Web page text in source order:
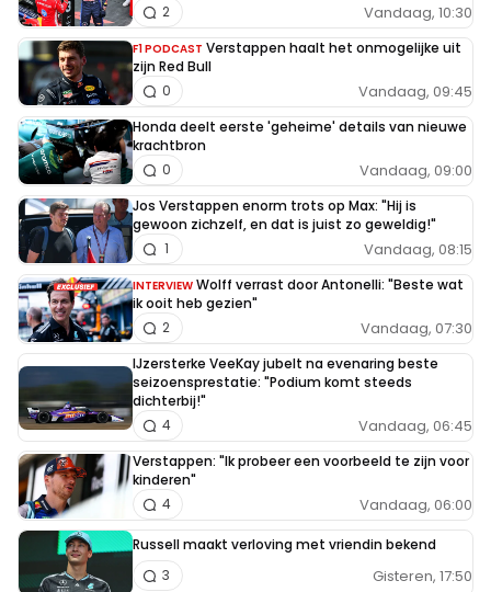
Vandaag, 10:30
2
F1 PODCAST Verstappen haalt het onmogelijke uit
zijn Red Bull
Vandaag, 09:45
0
Honda deelt eerste 'geheime' details van nieuwe
krachtbron
Vandaag, 09:00
0
Jos Verstappen enorm trots op Max: "Hij is
gewoon zichzelf, en dat is juist zo geweldig!"
Vandaag, 08:15
1
INTERVIEW Wolff verrast door Antonelli: "Beste wat
ik ooit heb gezien"
Vandaag, 07:30
2
IJzersterke VeeKay jubelt na evenaring beste
seizoensprestatie: "Podium komt steeds
dichterbij!"
Vandaag, 06:45
4
Verstappen: "Ik probeer een voorbeeld te zijn voor
kinderen"
Vandaag, 06:00
4
Russell maakt verloving met vriendin bekend
Gisteren, 17:50
3